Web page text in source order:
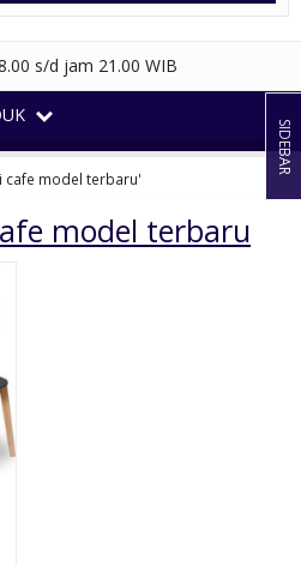
s/d jam 21.00 WIB
cafe model terbaru'
model terbaru
SIDEBAR